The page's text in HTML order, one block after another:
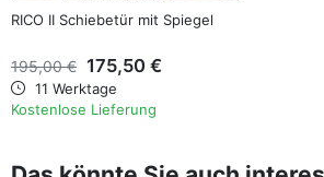
RICO II Schiebetür mit Spiegel
195,00 € 175,50 €
11 Werktage
Kostenlose Lieferung